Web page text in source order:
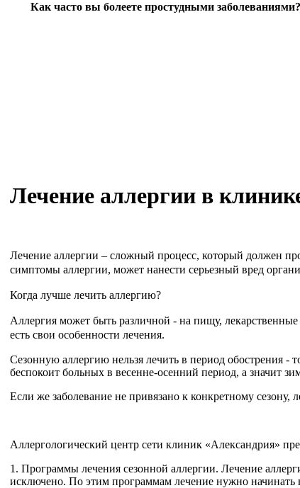
Как часто вы болеете простудными заболеваниями?
Лечение аллергии в
Лечение аллергии – сложный процесс, который должен
симптомы аллергии, может нанести серьезный вред
Когда лучше лечить аллергию?
Аллергия может быть различной - на пищу,
есть свои особенности лечения.
Сезонную аллергию нельзя лечить в период обострения
беспокоит больных в весенне-осенний период, а значит
Если же заболевание не привязано к конкретному
Аллергологический центр сети клиник «Александрия»
1. Программы лечения сезонной аллергии. Лечение
исключено. По этим программам лечение нужно начинать